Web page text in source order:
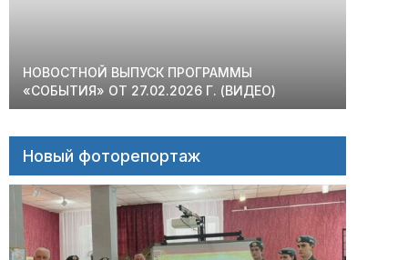
НОВОСТНОЙ ВЫПУСК ПРОГРАММЫ
«СОБЫТИЯ» ОТ 27.02.2026 Г. (ВИДЕО)
Новый фоторепортаж